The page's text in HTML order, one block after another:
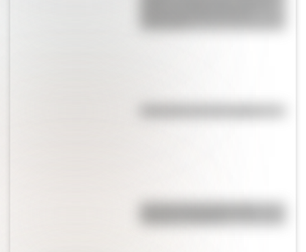
Bandera de Ecuador para
colorear e imprimir